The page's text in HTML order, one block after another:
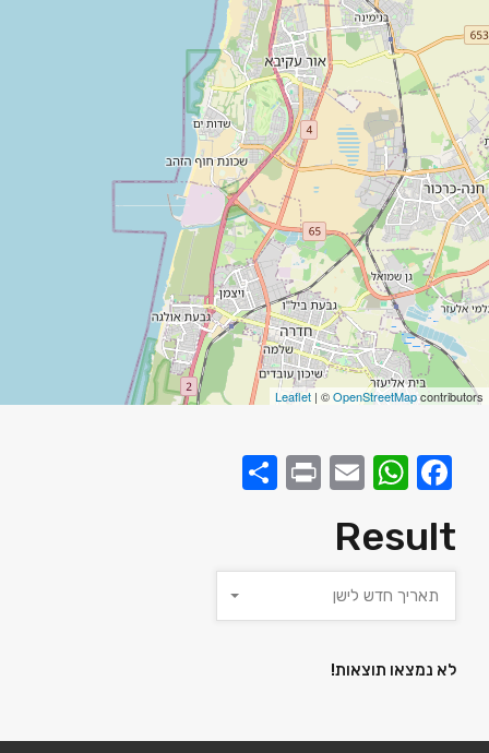
Leaflet | ©OpenStreetMapcontributors
Facebook
WhatsApp
Email
Print
Result
תאריך חדש לישן
לא נמצאו תוצאות!